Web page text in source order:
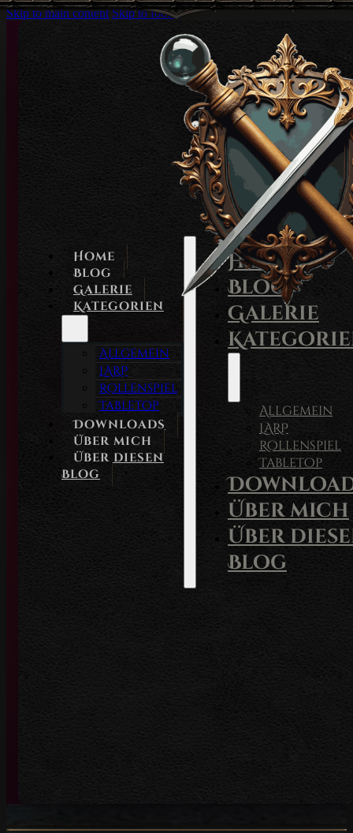
Skip to main content Skip to footer
Home
Blog
Galerie
Kategorien
Allgemein
LARP
Rollenspiel
Tabletop
Downloads
Über mich
Über diesen
Blog
Home
Blog
Galerie
Allgemein
LARP
Rollenspiel
Tabletop
Über mich
Über
Blog